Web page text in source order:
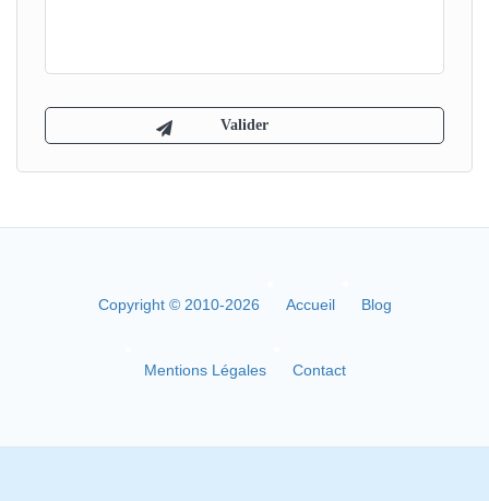
Copyright © 2010-2026 Accueil Blog
Mentions Légales Contact